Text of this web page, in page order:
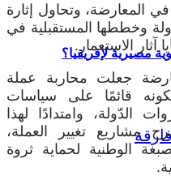
مصيرية لإفريقيا؟
في المعارضة، وتحاول إثارة
وخططها المستقبلية في
آثار الاستعمار.
جعلت محاربة عملة
قائمًا على سياسات
الدّولة، وامتدادًا لهذا
مشاريع تغيير العملة،
الوطنية لحماية ثروة